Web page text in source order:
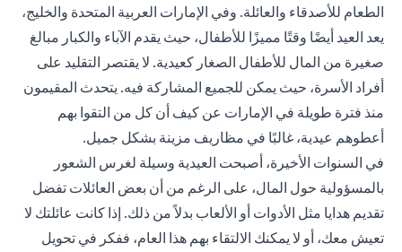
الطعام للأصدقاء والعائلة. وفي الإمارات العربية المتحدة والخليج،
يعد العيد أيضًا وقتًا مميزًا للأطفال، حيث يقدم الآباء والكبار مبالغ
صغيرة من المال للأطفال الصغار كعيدية. لا يقتصر التقليد على
أفراد الأسرة، حيث يمكن للجميع المشاركة فيه. يتحدث المقيمون
منذ فترة طويلة في الإمارات عن كيف أن كل من التقوا بهم
أعطوهم عيدية، غالبًا في مظاريف مزينة بشكل جميل.
في السنوات الأخيرة، أصبحت العيدية وسيلة لغرس الشعور
بالمسؤولية حول المال، على الرغم من أن بعض العائلات تفضل
تقديم هدايا مثل الأدوات أو الألعاب بدلاً من ذلك. إذا كانت عائلتك لا
تعيش معك، أو لا يمكنك الالتقاء بهم هذا العام، ففكر في تحويل